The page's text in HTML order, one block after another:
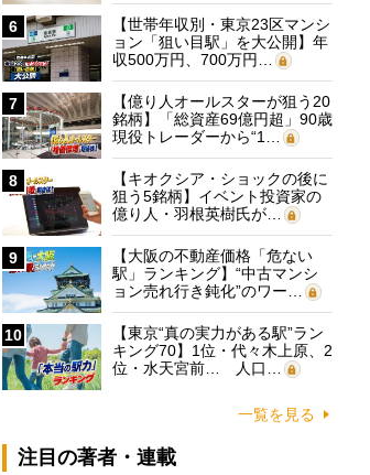
6
【世帯年収別・東京23区マンシ
ョン「狙い目駅」を大公開】年
収500万円、700万円…
7
【億り人オールスターが狙う20
銘柄】「総資産69億円超」90歳
現役トレーダーから“1…
8
【キオクシア・ショックの後に
狙う5銘柄】イベント投資家の
億り人・羽根英樹氏が…
9
【大阪の不動産価格「危ない
駅」ランキング】“中古マンシ
ョン売れ行き鈍化”のワー…
10
【東京“真の実力がある駅”ラン
キング70】1位・代々木上原、2
位・水天宮前… 人口…
一覧を見る
注目の著者・連載